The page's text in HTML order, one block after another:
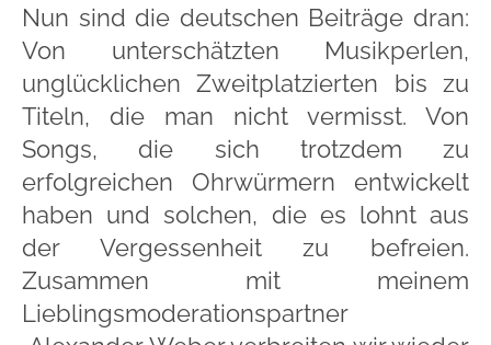
Nun sind die deutschen Beiträge dran:
Von unterschätzten Musikperlen,
unglücklichen Zweitplatzierten bis zu
Titeln, die man nicht vermisst. Von
Songs, die sich trotzdem zu
erfolgreichen Ohrwürmern entwickelt
haben und solchen, die es lohnt aus
der Vergessenheit zu befreien.
Zusammen mit meinem
Lieblingsmoderationspartner